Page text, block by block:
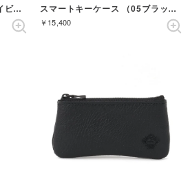
スマートキーケース （75ネイビー） スマートキーケース （05ブラック）
￥15,400